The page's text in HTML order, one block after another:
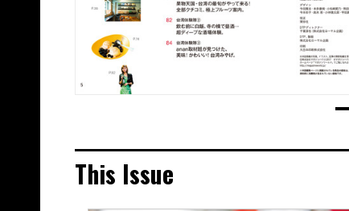
This Issue